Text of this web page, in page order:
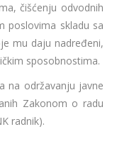
čišćenju odvodnih
poslovima skladu sa
mu daju nadređeni,
sposobnostima.
na održavanju javne
Zakonom o radu
radnik).